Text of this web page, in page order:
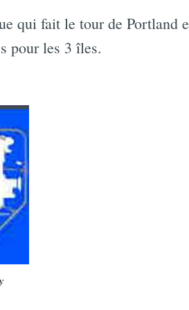
qui fait le tour de Portland
pour les 3 îles.